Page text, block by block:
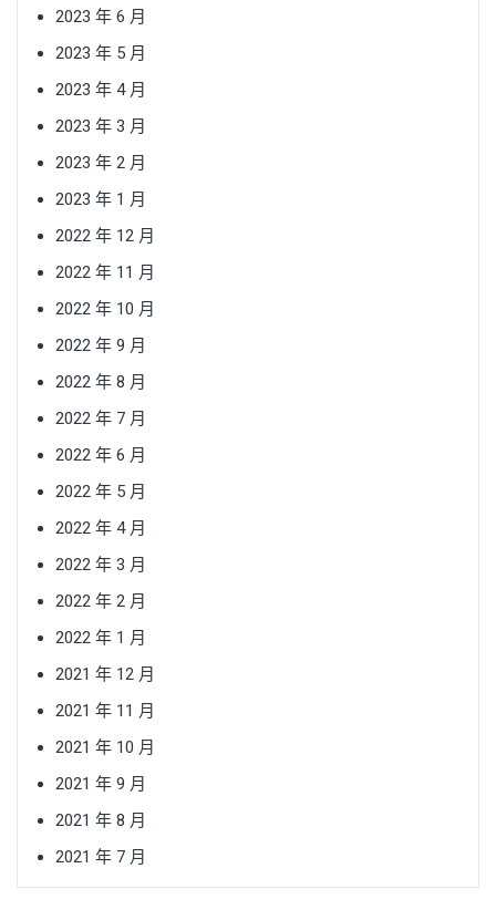
2023 年 6 月
2023 年 5 月
2023 年 4 月
2023 年 3 月
2023 年 2 月
2023 年 1 月
2022 年 12 月
2022 年 11 月
2022 年 10 月
2022 年 9 月
2022 年 8 月
2022 年 7 月
2022 年 6 月
2022 年 5 月
2022 年 4 月
2022 年 3 月
2022 年 2 月
2022 年 1 月
2021 年 12 月
2021 年 11 月
2021 年 10 月
2021 年 9 月
2021 年 8 月
2021 年 7 月